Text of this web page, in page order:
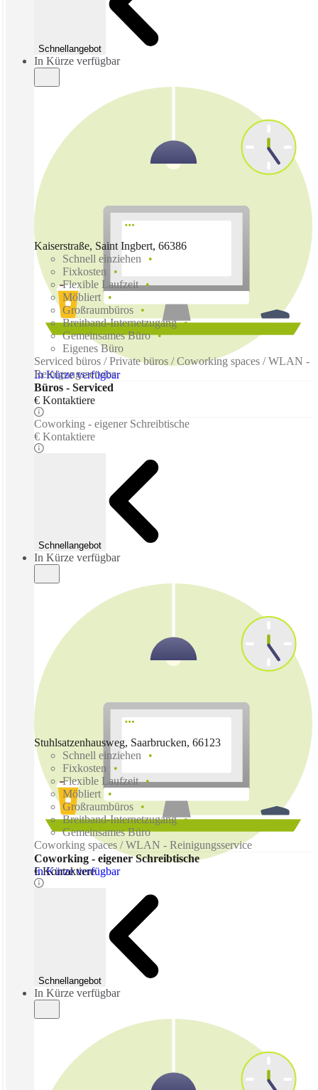
Schnellangebot
In Kürze verfügbar
In Kürze verfügbar
Kaiserstraße, Saint Ingbert, 66386
Schnell einziehen
Fixkosten
Flexible Laufzeit
Möbliert
Großraumbüros
Breitband-Internetzugang
Gemeinsames Büro
Eigenes Büro
Serviced büros / Private büros / Coworking spaces / WLAN -
Reinigungsservice
Büros - Serviced
€ Kontaktiere
Coworking - eigener Schreibtische
€ Kontaktiere
Schnellangebot
In Kürze verfügbar
In Kürze verfügbar
Stuhlsatzenhausweg, Saarbrucken, 66123
Schnell einziehen
Fixkosten
Flexible Laufzeit
Möbliert
Großraumbüros
Breitband-Internetzugang
Gemeinsames Büro
Coworking spaces / WLAN - Reinigungsservice
Coworking - eigener Schreibtische
€ Kontaktiere
Schnellangebot
In Kürze verfügbar